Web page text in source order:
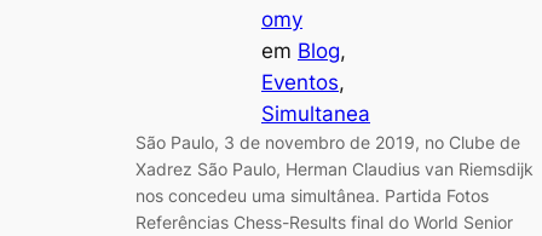
omy
em Blog
Eventos
Simultanea
São Paulo, 3 de novembro de 2019, no Clube de
Xadrez São Paulo, Herman Claudius van Riemsdijk
nos concedeu uma simultânea. Partida Fotos
Referências Chess-Results final do World Senior